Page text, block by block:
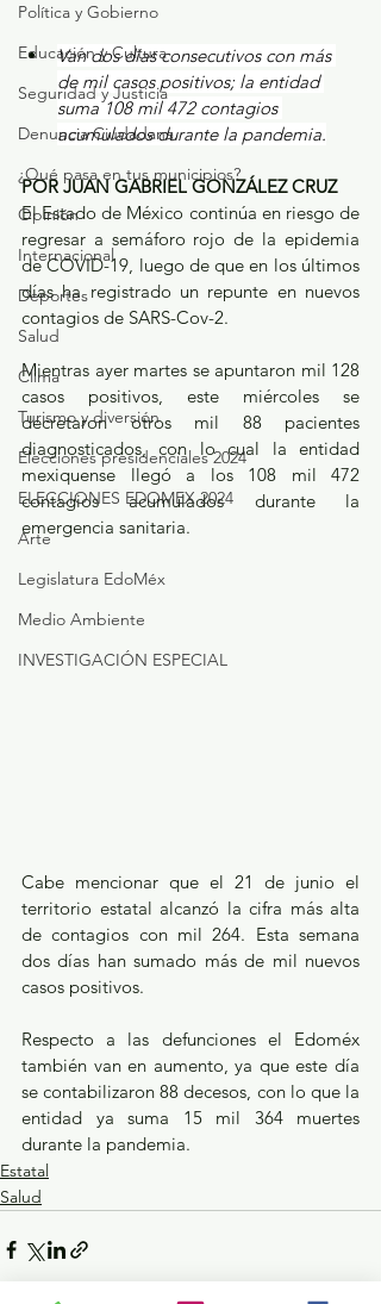
Política y Gobierno
Educación y Cultura
Seguridad y Justicia
Denuncia Ciudadana
¿Qué pasa en tus municipios?
Opinión
Internacional
Deportes
Salud
Clima
Turismo y diversión
Elecciones presidenciales 2024
ELECCIONES EDOMEX 2024
Arte
Legislatura EdoMéx
Medio Ambiente
INVESTIGACIÓN ESPECIAL
Van dos días consecutivos con más
de mil casos positivos; la entidad
suma 108 mil 472 contagios
acumulados durante la pandemia.
POR JUAN GABRIEL GONZÁLEZ CRUZ
El Estado de México continúa en riesgo de
regresar a semáforo rojo de la epidemia
de COVID-19, luego de que en los últimos
días ha registrado un repunte en nuevos
contagios de SARS-Cov-2.
Mientras ayer martes se apuntaron mil 128
casos positivos, este miércoles se
decretaron otros mil 88 pacientes
diagnosticados, con lo cual la entidad
mexiquense llegó a los 108 mil 472
contagios acumulados durante la
emergencia sanitaria.
Cabe mencionar que el 21 de junio el
territorio estatal alcanzó la cifra más alta
de contagios con mil 264. Esta semana
dos días han sumado más de mil nuevos
casos positivos.
Respecto a las defunciones el Edoméx
también van en aumento, ya que este día
se contabilizaron 88 decesos, con lo que la
entidad ya suma 15 mil 364 muertes
durante la pandemia.
Estatal
Salud